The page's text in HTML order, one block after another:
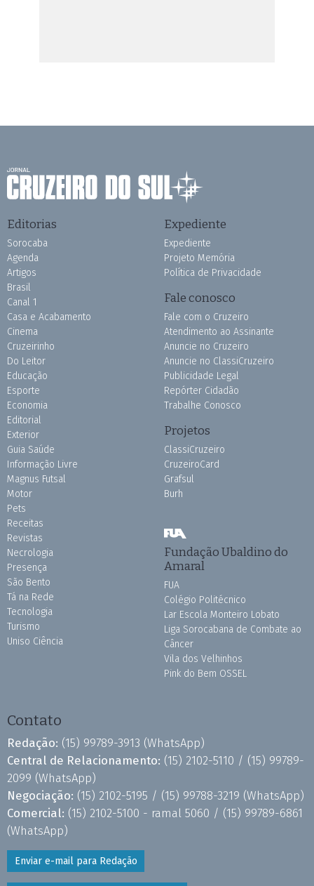
Editorias
Sorocaba
Agenda
Artigos
Brasil
Canal 1
Casa e Acabamento
Cinema
Cruzeirinho
Do Leitor
Educação
Esporte
Economia
Editorial
Exterior
Guia Saúde
Informação Livre
Magnus Futsal
Motor
Pets
Receitas
Revistas
Necrologia
Presença
São Bento
Tá na Rede
Tecnologia
Turismo
Uniso Ciência
Expediente
Expediente
Projeto Memória
Política de Privacidade
Fale conosco
Fale com o Cruzeiro
Atendimento ao Assinante
Anuncie no Cruzeiro
Anuncie no ClassiCruzeiro
Publicidade Legal
Repórter Cidadão
Trabalhe Conosco
Projetos
ClassiCruzeiro
CruzeiroCard
Grafsul
Burh
Fundação Ubaldino do
Amaral
FUA
Colégio Politécnico
Lar Escola Monteiro Lobato
Liga Sorocabana de Combate ao
Câncer
Vila dos Velhinhos
Pink do Bem OSSEL
Contato
Redação: (15) 99789-3913 (WhatsApp)
Central de Relacionamento: (15) 2102-5110 / (15) 99789-
2099 (WhatsApp)
Negociação: (15) 2102-5195 / (15) 99788-3219 (WhatsApp)
Comercial: (15) 2102-5100 - ramal 5060 / (15) 99789-6861
(WhatsApp)
Enviar e-mail para Redação